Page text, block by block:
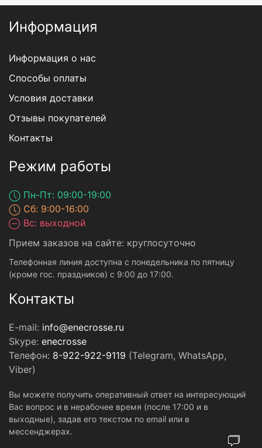
Информация
Информация о нас
Способы оплаты
Условия доставки
Отзывы покупателей
Контакты
Режим работы
Пн-Пт: 09:00-19:00
Сб: 9:00-16:00
Вс: выходной
Прием заказов на сайте: круглосуточно
Телефонная линия доступна с понедельника по пятницу
(кроме гос. праздников) с 9:00 до 17:00.
Контакты
E-mail: info@enecrosse.ru
Skype: enecrosse
Телефон: 8-922-922-9119 (Telegram, WhatsApp,
Viber)
Вы можете получить оперативный ответ на интересующий
Вас вопрос и в нерабочее время (после 17:00 и в
выходные), задав его текстом по email или в
мессенджерах.